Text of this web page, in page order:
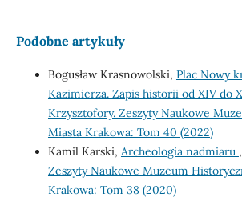
Podobne artykuły
Bogusław Krasnowolski, Plac Nowy
Kazimierza. Zapis historii od XIV do
Krzysztofory. Zeszyty Naukowe
Miasta Krakowa: Tom 40 (2022)
Kamil Karski, Archeologia nadmiaru ,
Zeszyty Naukowe Muzeum
Krakowa: Tom 38 (2020)